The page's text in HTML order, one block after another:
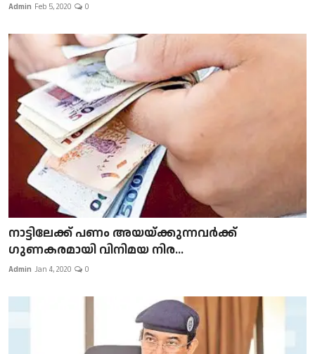
Admin Feb 5, 2020 0
നാട്ടിലേക്ക് പണം അയയ്ക്കുന്നവർക്ക്
ഗുണകരമായി വിനിമയ നിര...
Admin Jan 4, 2020 0